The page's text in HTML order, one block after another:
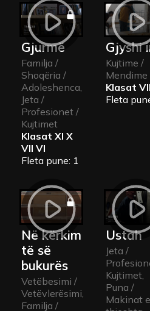
Gjurmë
Familja /
Shoqëria /
Adoleshenca,
Jeta /
Profesionet /
Kujtimet
Klasat XI X
VII VI
Fleta pune: 1
Gjyshi
Kujtime /
Mendime
Klasat
Fleta
Në kërkim
të së
bukurës
Vetëbesimi /
Vetëvlerësimi,
Familja /
Ustah
Jeta /
Kujtimet,
Puna /
Makinat e